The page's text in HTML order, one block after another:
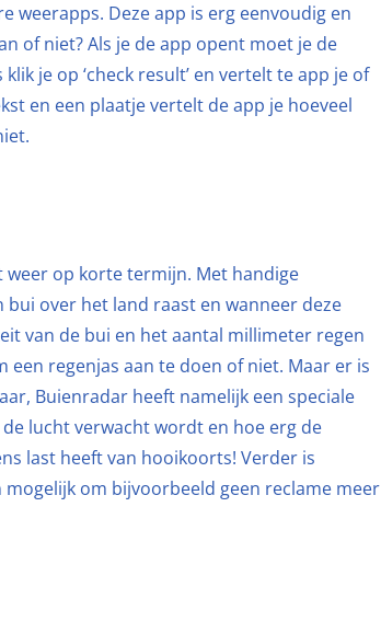
weerapps. Deze app is erg eenvoudig en
of niet? Als je de app opent moet je de
je op ‘check result’ en vertelt te app je of
en een plaatje vertelt de app je hoeveel
weer op korte termijn. Met handige
over het land raast en wanneer deze
van de bui en het aantal millimeter regen
een regenjas aan te doen of niet. Maar er is
Buienradar heeft namelijk een speciale
lucht verwacht wordt en hoe erg de
last heeft van hooikoorts! Verder is
om bijvoorbeeld geen reclame meer